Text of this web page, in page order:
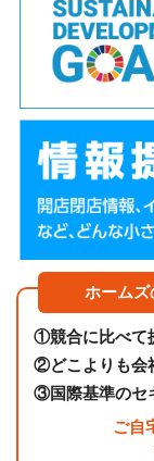
ホームズ
①競合に比べて
②どこよりも会
③国際基準のセ
ご自